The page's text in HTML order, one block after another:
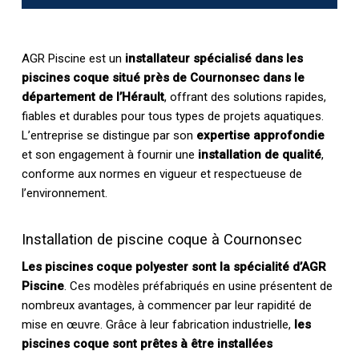
AGR Piscine est un installateur spécialisé dans les
piscines coque situé près de Cournonsec dans le
département de l’Hérault, offrant des solutions rapides,
fiables et durables pour tous types de projets aquatiques.
L’entreprise se distingue par son expertise approfondie
et son engagement à fournir une installation de qualité,
conforme aux normes en vigueur et respectueuse de
l’environnement.
Installation de piscine coque à Cournonsec
Les piscines coque polyester sont la spécialité d’AGR
Piscine. Ces modèles préfabriqués en usine présentent de
nombreux avantages, à commencer par leur rapidité de
mise en œuvre. Grâce à leur fabrication industrielle, les
piscines coque sont prêtes à être installées